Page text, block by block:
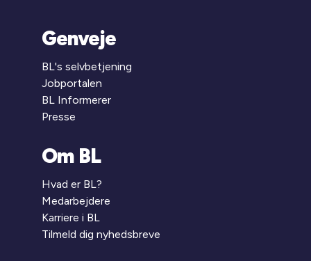
Genveje
BL's selvbetjening
Jobportalen
BL Informerer
Presse
Om BL
Hvad er BL?
Medarbejdere
Karriere i BL
Tilmeld dig nyhedsbreve